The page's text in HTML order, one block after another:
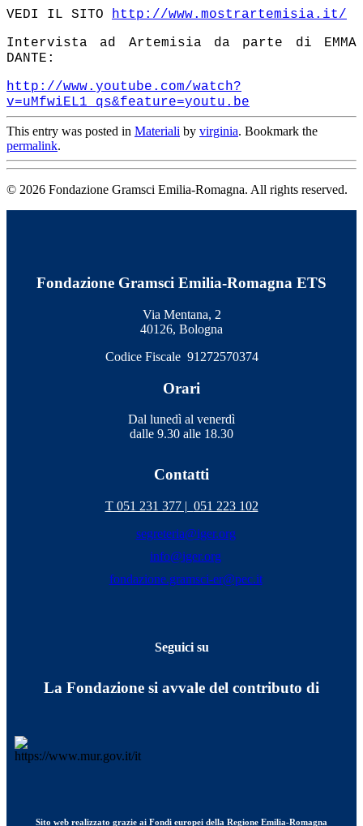
VEDI IL SITO http://www.mostrartemisia.it/
Intervista ad Artemisia da parte di EMMA
DANTE:
http://www.youtube.com/watch?
v=uMfwiEL1_qs&feature=youtu.be
This entry was posted in Materiali by virginia. Bookmark the
permalink.
© 2026 Fondazione Gramsci Emilia-Romagna. All rights reserved.
Fondazione Gramsci Emilia-Romagna ETS
Via Mentana, 2
40126, Bologna
Codice Fiscale 91272570374
Orari
Dal lunedì al venerdì
dalle 9.30 alle 18.30
Contatti
T 051 231 377 | 051 223 102
segreteria@iger.org
info@iger.org
fondazione.gramsci-er@pec.it
Seguici su
La Fondazione si avvale del contributo di
Sito web realizzato grazie ai Fondi europei della Regione Emilia-Romagna